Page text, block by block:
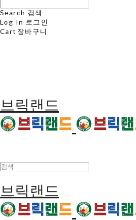
Search 검색
Log In 로그인
Cart 장바구니
브릭랜드
브릭랜드